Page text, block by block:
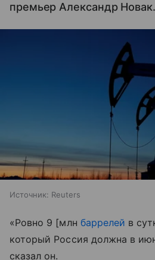
премьер Александр Новак.
Источник: Reuters
«Ровно 9 [млн баррелей в
который Россия должна в
сказал он.